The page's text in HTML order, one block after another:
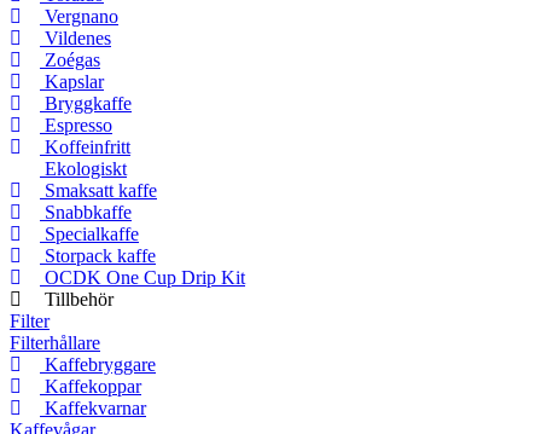
Vergnano
Vildenes
Zoégas
Kapslar
Bryggkaffe
Espresso
Koffeinfritt
Ekologiskt
Smaksatt kaffe
Snabbkaffe
Specialkaffe
Storpack kaffe
OCDK One Cup Drip Kit
Tillbehör
Filter
Filterhållare
Kaffebryggare
Kaffekoppar
Kaffekvarnar
Kaffevågar